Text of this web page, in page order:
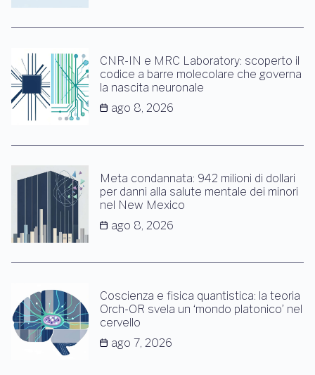
CNR-IN e MRC Laboratory: scoperto il
codice a barre molecolare che governa
la nascita neuronale
ago 8, 2026
Meta condannata: 942 milioni di dollari
per danni alla salute mentale dei minori
nel New Mexico
ago 8, 2026
Coscienza e fisica quantistica: la teoria
Orch-OR svela un ‘mondo platonico’ nel
cervello
ago 7, 2026